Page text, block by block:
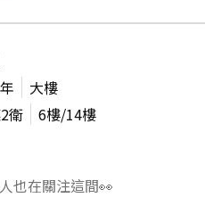
大樓
衛 6樓/14樓
人也在關注這間👀